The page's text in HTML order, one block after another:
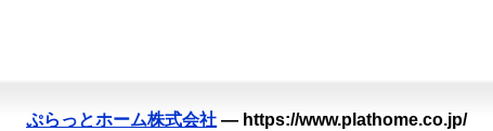
ぷらっとホーム株式会社 — https://www.plathome.co.jp/